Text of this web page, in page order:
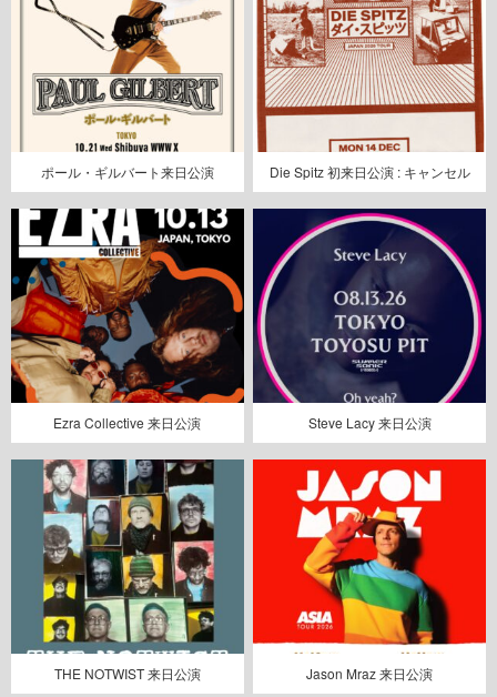
ポール・ギルバート来日公演 Die Spitz 初来日公演 : キャンセル
Ezra Collective 来日公演 Steve Lacy 来日公演
THE NOTWIST 来日公演 Jason Mraz 来日公演